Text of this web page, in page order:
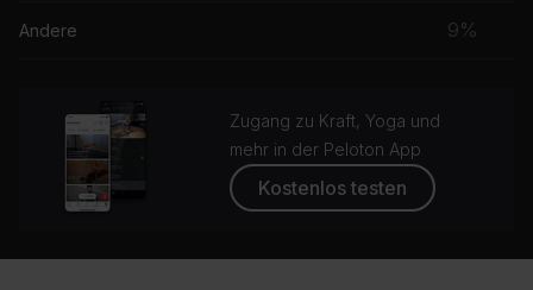
Andere 9%
Zugang zu Kraft, Yoga und
mehr in der Peloton App
Kostenlos testen